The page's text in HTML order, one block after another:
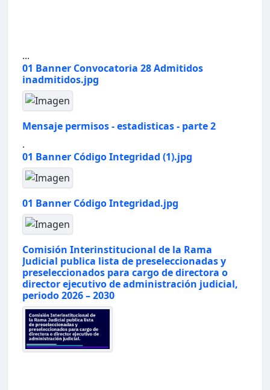
...
01 Banner Convocatoria 28 Admitidos
inadmitidos.jpg
Mensaje permisos - estadisticas - parte 2
.
01 Banner Código Integridad (1).jpg
01 Banner Código Integridad.jpg
Comisión Interinstitucional de la Rama
Judicial publica lista de preseleccionadas y
preseleccionados para cargo de directora o
director ejecutivo de administración judicial,
periodo 2026 – 2030